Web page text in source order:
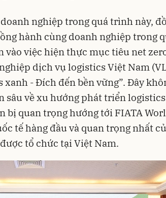
nghiệp trong quá trình này,
hành cùng doanh nghiệp trong
vào việc hiện thực mục tiêu net
dịch vụ logistics Việt Nam
- Đích đến bền vững”. Đây
sâu về xu hướng phát triển logistics
bị quan trọng hướng tới FIATA
tế hàng đầu và quan trọng nhất
tổ chức tại Việt Nam.